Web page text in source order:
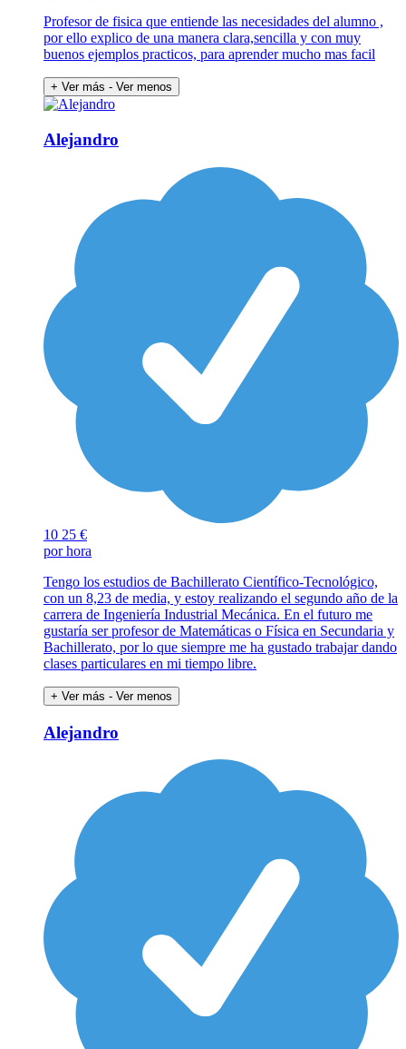
Profesor de fisica que entiende las necesidades del alumno ,
por ello explico de una manera clara,sencilla y con muy
buenos ejemplos practicos, para aprender mucho mas facil
+ Ver más - Ver menos
Alejandro
10 25 €
por hora
Tengo los estudios de Bachillerato Científico-Tecnológico,
con un 8,23 de media, y estoy realizando el segundo año de la
carrera de Ingeniería Industrial Mecánica. En el futuro me
gustaría ser profesor de Matemáticas o Física en Secundaria y
Bachillerato, por lo que siempre me ha gustado trabajar dando
clases particulares en mi tiempo libre.
+ Ver más - Ver menos
Alejandro